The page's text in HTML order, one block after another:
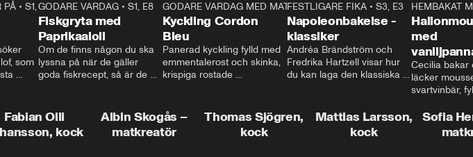
26:05
PÅ• S1, E3
som
en
9:22
GODARE VARDAG• S1, E8
Fiskgryta med
Paprikaaioli
Om de finns någon du ska
lyssna på när de gäller
goda fiskrecept, så är de
livets fiskgryta. Den perfekta
vardagsmatsfavoriten som
funkar lika bra alla dagar i
11:35
GODARE VARDAG MED MATTIAS LARSSON•S1, E6
Kyckling Cordon
Bleu
Panerad kyckling fylld med
emmentalerost och skinka,
krispiga rostade
brynt smör och ärtor... Låter
det inte som en given succé
på middagsbordet i veckan?
13:18
FESTLIGARE FIKA •S3, E3
Napoleonbakelse -
klassiker
Andréa Brändström och
Fredrika Hartzell visar hur
du kan laga den klassiska
som imponerar vid varje
tillfälle!
HEMBAKAT
med
Cecilia bakar
läcker
svartvinbär,
som vilar
smulbotten.
allting med
Fabian Olli
kock
Albin Skogås –
matkreatör
Thomas Sjögren,
kock
Mattias Larsson,
kock
Sofia